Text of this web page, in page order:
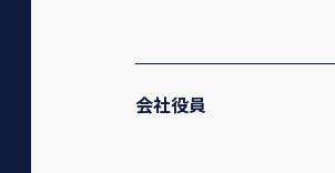
会社役員